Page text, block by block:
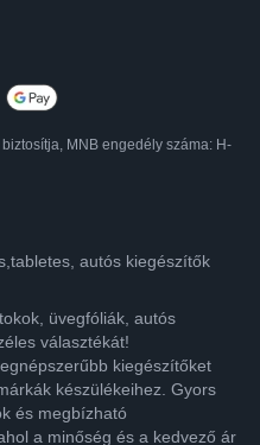
MNB engedély száma: H-
autós kiegészítők
üvegfóliák, autós
választékát!
kiegészítőket
készülékeihez. Gyors
és megbízható
a minőség és a kedvező ár